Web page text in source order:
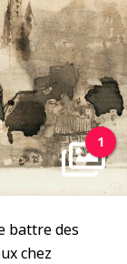
1
battre des
chez